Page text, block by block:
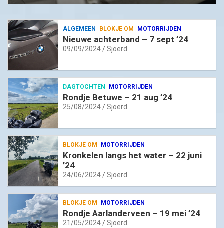
ALGEMEEN BLOKJE OM MOTORRIJDEN
Nieuwe achterband – 7 sept ’24
09/09/2024 Sjoerd
DAGTOCHTEN MOTORRIJDEN
Rondje Betuwe – 21 aug ’24
25/08/2024 Sjoerd
BLOKJE OM MOTORRIJDEN
Kronkelen langs het water – 22 juni
’24
24/06/2024 Sjoerd
BLOKJE OM MOTORRIJDEN
Rondje Aarlanderveen – 19 mei ’24
21/05/2024 Sjoerd